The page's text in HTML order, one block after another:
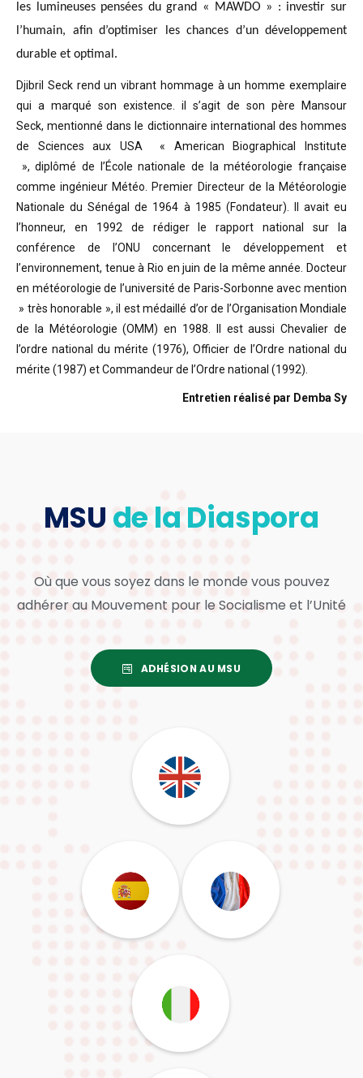
les lumineuses pensées du grand « MAWDO » : investir sur
l’humain, afin d’optimiser les chances d’un développement
durable et optimal.
Djibril Seck rend un vibrant hommage à un homme exemplaire
qui a marqué son existence. il s’agit de son père Mansour
Seck,mentionné dans le dictionnaire international des hommes
de Sciences aux USA « American Biographical Institute
», diplômé de l’École nationale de la météorologie française
comme ingénieur Météo. Premier Directeur de la Météorologie
Nationale du Sénégal de 1964 à 1985 (Fondateur). Il avait eu
l’honneur, en 1992 de rédiger le rapport national sur la
conférence de l’ONU concernant le développement et
l’environnement, tenue à Rio en juin de la même année.
Docteur
en météorologie de l’université de Paris-Sorbonne avec mention
» très honorable », il est médaillé d’or de l’Organisation Mondiale
de la Météorologie (OMM) en 1988. Il est aussi Chevalier de
l’ordre national du mérite (1976), Officier de l’Ordre national du
mérite (1987) et Commandeur de l’Ordre national (1992).
Entretien réalisé par Demba Sy
MSU de la Diaspora
Où que vous soyez dans le monde vous pouvez
adhérer au Mouvement pour le Socialisme et l’Unité
ADHÉSION AU MSU